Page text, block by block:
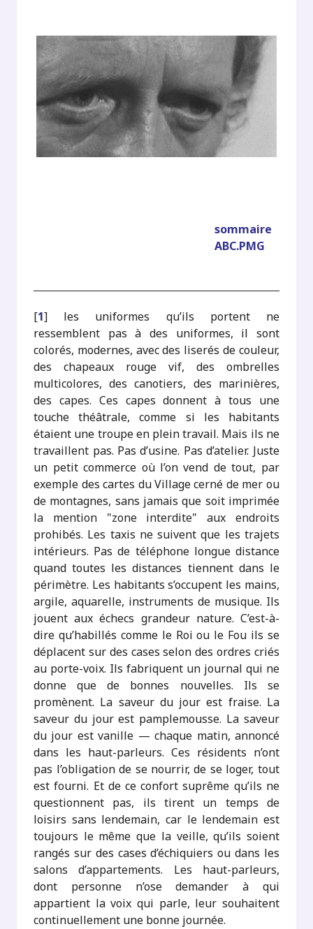
sommaire
ABC.PMG
[1] les uniformes qu’ils portent ne
ressemblent pas à des uniformes, il sont
colorés, modernes, avec des liserés de couleur,
des chapeaux rouge vif, des ombrelles
multicolores, des canotiers, des marinières,
des capes. Ces capes donnent à tous une
touche théâtrale, comme si les habitants
étaient une troupe en plein travail. Mais ils ne
travaillent pas. Pas d’usine. Pas d’atelier. Juste
un petit commerce où l’on vend de tout, par
exemple des cartes du Village cerné de mer ou
de montagnes, sans jamais que soit imprimée
la mention "zone interdite" aux endroits
prohibés. Les taxis ne suivent que les trajets
intérieurs. Pas de téléphone longue distance
quand toutes les distances tiennent dans le
périmètre. Les habitants s’occupent les mains,
argile, aquarelle, instruments de musique. Ils
jouent aux échecs grandeur nature. C’est-à-
dire qu’habillés comme le Roi ou le Fou ils se
déplacent sur des cases selon des ordres criés
au porte-voix. Ils fabriquent un journal qui ne
donne que de bonnes nouvelles. Ils se
promènent. La saveur du jour est fraise. La
saveur du jour est pamplemousse. La saveur
du jour est vanille — chaque matin, annoncé
dans les haut-parleurs. Ces résidents n’ont
pas l’obligation de se nourrir, de se loger, tout
est fourni. Et de ce confort suprême qu’ils ne
questionnent pas, ils tirent un temps de
loisirs sans lendemain, car le lendemain est
toujours le même que la veille, qu’ils soient
rangés sur des cases d’échiquiers ou dans les
salons d’appartements. Les haut-parleurs,
dont personne n’ose demander à qui
appartient la voix qui parle, leur souhaitent
continuellement une bonne journée.